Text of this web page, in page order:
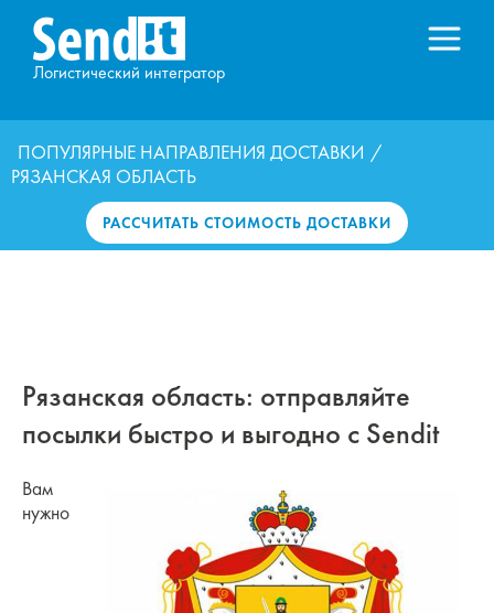
Логистический интегратор
ПОПУЛЯРНЫЕ НАПРАВЛЕНИЯ ДОСТАВКИ /
РЯЗАНСКАЯ ОБЛАСТЬ
РАССЧИТАТЬ СТОИМОСТЬ ДОСТАВКИ
Рязанская область: отправляйте
посылки быстро и выгодно с Sendit
Вам
нужно